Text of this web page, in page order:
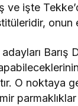
ve işte
onun
Barış
O noktaya
parmaklıklar